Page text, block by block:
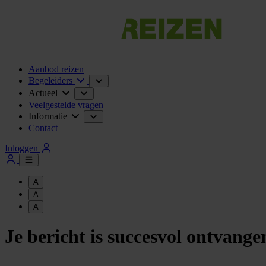
Aanbod reizen
Begeleiders
Actueel
Veelgestelde vragen
Informatie
Contact
Inloggen
A
A
A
Je bericht is succesvol